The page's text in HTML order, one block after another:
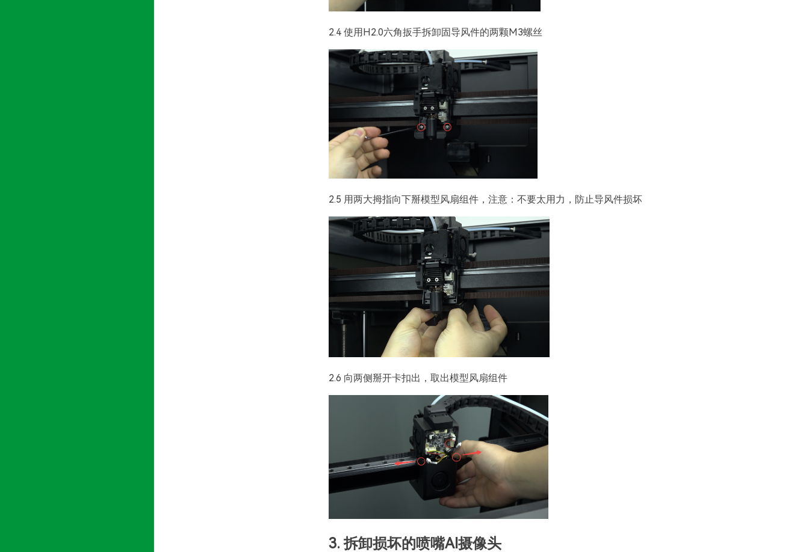
2.4 使用H2.0六角扳手拆卸固导风件的两颗M3螺丝
2.5 用两大拇指向下掰模型风扇组件，注意：不要太用力，防止导风件损坏
2.6 向两侧掰开卡扣出，取出模型风扇组件
3. 拆卸损坏的喷嘴AI摄像头